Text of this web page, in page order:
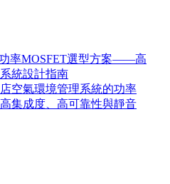
率MOSFET選型方案——高
統設計指南
空氣環境管理系統的功率
集成度、高可靠性與靜音